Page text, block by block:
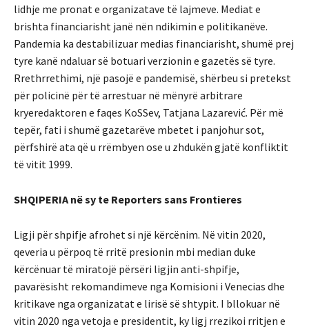
lidhje me pronat e organizatave të lajmeve. Mediat e
brishta financiarisht janë nën ndikimin e politikanëve.
Pandemia ka destabilizuar medias financiarisht, shumë prej
tyre kanë ndaluar së botuari verzionin e gazetës së tyre.
Rrethrrethimi, një pasojë e pandemisë, shërbeu si pretekst
për policinë për të arrestuar në mënyrë arbitrare
kryeredaktoren e faqes KoSSev, Tatjana Lazarević. Për më
tepër, fati i shumë gazetarëve mbetet i panjohur sot,
përfshirë ata që u rrëmbyen ose u zhdukën gjatë konfliktit
të vitit 1999.
SHQIPERIA në sy te Reporters sans Frontieres
Ligji për shpifje afrohet si një kërcënim. Në vitin 2020,
qeveria u përpoq të rritë presionin mbi median duke
kërcënuar të miratojë përsëri ligjin anti-shpifje,
pavarësisht rekomandimeve nga Komisioni i Venecias dhe
kritikave nga organizatat e lirisë së shtypit. I bllokuar në
vitin 2020 nga vetoja e presidentit, ky ligj rrezikoi rritjen e